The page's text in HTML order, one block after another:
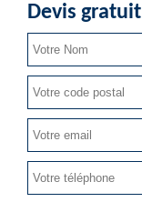
Devis gratuit